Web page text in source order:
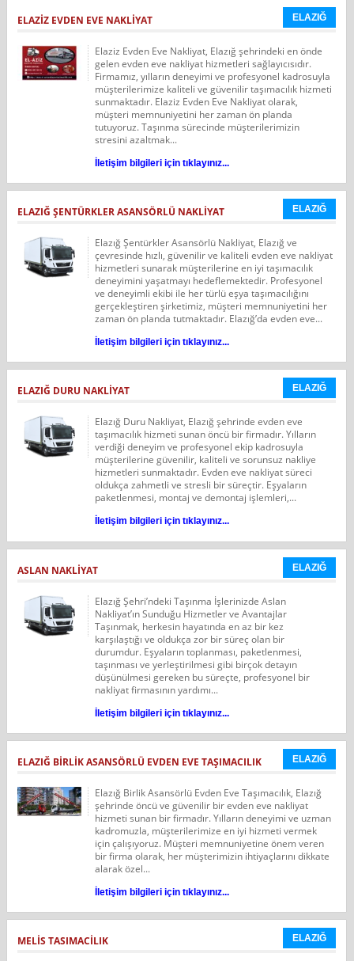
ELAZIZ EVDEN EVE NAKLIYAT ELAZIĞ
Elaziz Evden Eve Nakliyat, Elazığ şehrindeki en önde
gelen evden eve nakliyat hizmetleri sağlayıcısıdır.
Firmamız, yılların deneyimi ve profesyonel kadrosuyla
müşterilerimize kaliteli ve güvenilir taşımacılık hizmeti
sunmaktadır. Elaziz Evden Eve Nakliyat olarak,
müşteri memnuniyetini her zaman ön planda
tutuyoruz. Taşınma sürecinde müşterilerimizin
stresini azaltmak...
İletişim bilgileri için tıklayınız...
ELAZIĞ ŞENTÜRKLER ASANSÖRLÜ NAKLIYAT ELAZIĞ
Elazığ Şentürkler Asansörlü Nakliyat, Elazığ ve
çevresinde hızlı, güvenilir ve kaliteli evden eve nakliyat
hizmetleri sunarak müşterilerine en iyi taşımacılık
deneyimini yaşatmayı hedeflemektedir. Profesyonel
ve deneyimli ekibi ile her türlü eşya taşımacılığını
gerçekleştiren şirketimiz, müşteri memnuniyetini her
zaman ön planda tutmaktadır. Elazığ’da evden eve...
İletişim bilgileri için tıklayınız...
ELAZIĞ DURU NAKLIYAT ELAZIĞ
Elazığ Duru Nakliyat, Elazığ şehrinde evden eve
taşımacılık hizmeti sunan öncü bir firmadır. Yılların
verdiği deneyim ve profesyonel ekip kadrosuyla
müşterilerine güvenilir, kaliteli ve sorunsuz nakliye
hizmetleri sunmaktadır. Evden eve nakliyat süreci
oldukça zahmetli ve stresli bir süreçtir. Eşyaların
paketlenmesi, montaj ve demontaj işlemleri,...
İletişim bilgileri için tıklayınız...
ASLAN NAKLİYAT ELAZIĞ
Elazığ Şehri’ndeki Taşınma İşlerinizde Aslan
Nakliyat’ın Sunduğu Hizmetler ve Avantajlar
Taşınmak, herkesin hayatında en az bir kez
karşılaştığı ve oldukça zor bir süreç olan bir
durumdur. Eşyaların toplanması, paketlenmesi,
taşınması ve yerleştirilmesi gibi birçok detayın
düşünülmesi gereken bu süreçte, profesyonel bir
nakliyat firmasının yardımı...
İletişim bilgileri için tıklayınız...
ELAZIĞ BIRLIK ASANSÖRLÜ EVDEN EVE TAŞIMACILIK ELAZIĞ
Elazığ Birlik Asansörlü Evden Eve Taşımacılık, Elazığ
şehrinde öncü ve güvenilir bir evden eve nakliyat
hizmeti sunan bir firmadır. Yılların deneyimi ve uzman
kadromuzla, müşterilerimize en iyi hizmeti vermek
için çalışıyoruz. Müşteri memnuniyetine önem veren
bir firma olarak, her müşterimizin ihtiyaçlarını dikkate
alarak özel...
İletişim bilgileri için tıklayınız...
MELİS TASIMACİLIK ELAZIĞ